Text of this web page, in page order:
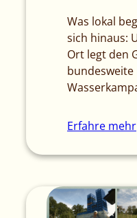
Was lokal
sich hinaus:
Ort legt den
bundesweite
Erfahre mehr